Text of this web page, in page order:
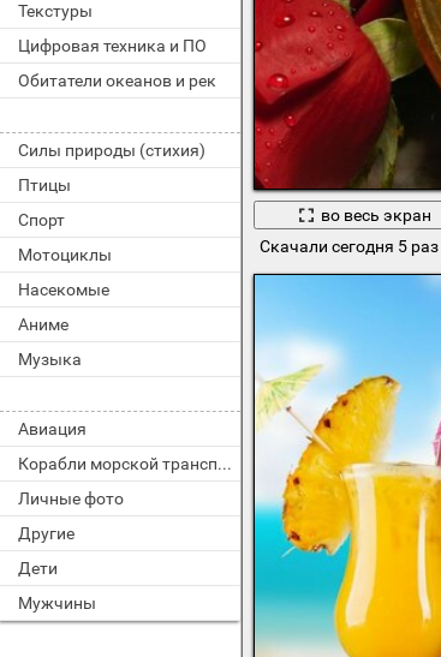
Текстуры
Цифровая техника и ПО
Обитатели океанов и рек
Силы природы (стихия)
Птицы
Спорт
Мотоциклы
Насекомые
Аниме
Музыка
Авиация
Корабли морской транспорт
Личные фото
Другие
Дети
Мужчины
во весь экран
Скачали сегодня 5 раз